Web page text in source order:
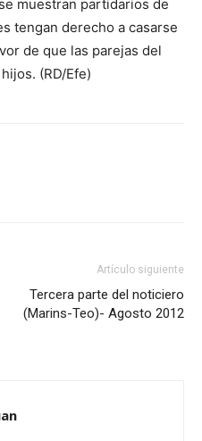
muestran partidarios de
tengan derecho a casarse
de que las parejas del
(RD/Efe)
Artículo siguiente
Tercera parte del noticiero
(Marins-Teo)- Agosto 2012